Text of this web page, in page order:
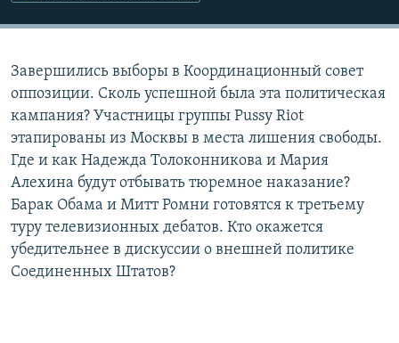
Завершились выборы в Координационный совет
оппозиции. Сколь успешной была эта политическая
кампания? Участницы группы Pussy Riot
этапированы из Москвы в места лишения свободы.
Где и как Надежда Толоконникова и Мария
Алехина будут отбывать тюремное наказание?
Барак Обама и Митт Ромни готовятся к третьему
туру телевизионных дебатов. Кто окажется
убедительнее в дискуссии о внешней политике
Соединенных Штатов?